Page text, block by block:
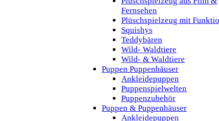
Fernsehen
Plüschspielzeug mit
Squishys
Teddybären
Wild- Waldtiere
Wild- & Waldtiere
Puppen Puppenhäuser
Ankleidepuppen
Puppenspielwelten
Puppenzubehör
Puppen & Puppenhäuser
Ankleidepuppen